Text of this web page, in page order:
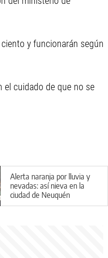
y funcionarán según
el cuidado de que no se
Alerta naranja por lluvia y
nevadas: así nieva en la
ciudad de Neuquén